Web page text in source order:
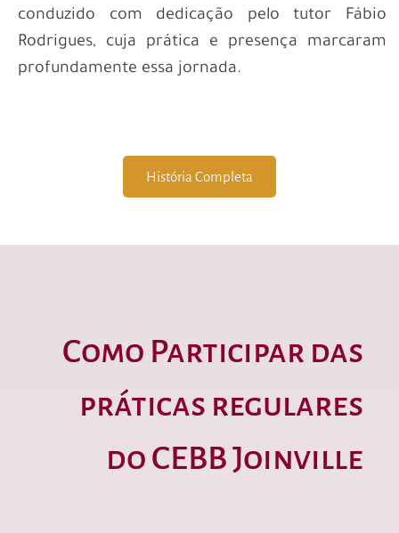
conduzido com dedicação pelo tutor Fábio
Rodrigues, cuja prática e presença marcaram
profundamente essa jornada.
História Completa
Como Participar das
práticas regulares
do CEBB Joinville